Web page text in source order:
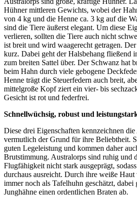
Hühner mittleren Gewichts, wobei der
von 4 kg und die Henne ca. 3 kg auf die
sind die Tiere äußerst elegant. Um diese
verlieren, sollten die Tiere auch nicht
ist breit und wird waagerecht getragen.
kurz. Dabei geht der Halsbehang fließend
zum breiten Sattel über. Der Schwanz hat
beim Hahn durch viele gebogene
Henne trägt die Steuerfedern auch breit,
mittelgroße Kopf ziert ein vier- bis
Gesicht ist rot und federfrei.
Schnellwüchsig, robust und
Diese drei Eigenschaften kennzeichnen
vermutlich der Grund für ihre Beliebtheit.
guten Legeleistung und kommen daher
Brutstimmung. Australorps sind ruhig und
Flugfähigkeit nicht stark ausgeprägt,
durchaus ausreicht. Durch ihre weiße
immer noch als Tafelhuhn geschätzt, dabei
Junghähne einen ordentlichen Braten ab.